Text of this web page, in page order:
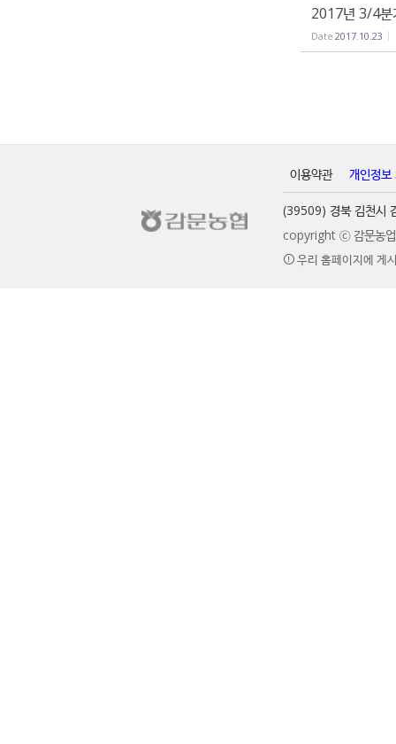
2017년 3/4분
Date 2017.10.23
이용약관 개인정보
(39509) 경북 김천시
copyright ⓒ 감문농업
우리 홈페이지에 게